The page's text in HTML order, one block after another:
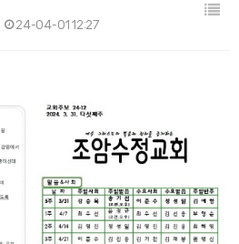
24-04-01 12:27